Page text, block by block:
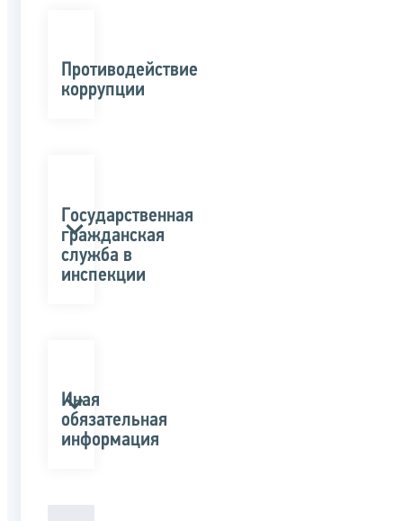
Противодействие
коррупции
Государственная
гражданская
служба в
инспекции
Иная
обязательная
информация